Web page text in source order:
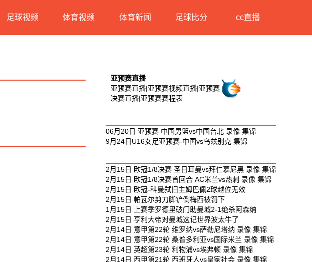
足球视频 体育视频 体育新闻 足球比分 cc直播
亚预赛直播
亚预赛直播|亚预赛视频直播|亚预赛
决赛直播|亚预赛赛程表
06月20日 亚预赛 中国男篮vs中国台北 录像 集锦
9月24日U16女足亚预赛-中国vs乌兹别克 集锦
2月15日 欧冠1/8决赛 圣日耳曼vs拜仁慕尼黑 录像 集锦
2月15日 欧冠1/8决赛首回合 AC米兰vs热刺 录像 集锦
2月15日 欧冠-科曼弑旧主姆巴佩2球越位无效
2月15日 帕瓦尔剪刀脚铲倒梅西被罚下
1月15日 上赛季罗德里破门助曼城2-1绝杀阿森纳
2月15日 亨利大帝对曼城这记世界波太牛了
2月14日 意甲第22轮 维罗纳vs萨勒尼塔纳 录像 集锦
2月14日 意甲第22轮 桑普多利亚vs国际米兰 录像 集锦
2月14日 英超第23轮 利物浦vs埃弗顿 录像 集锦
2月14日 西甲第21轮 西班牙人vs皇家社会 录像 集锦